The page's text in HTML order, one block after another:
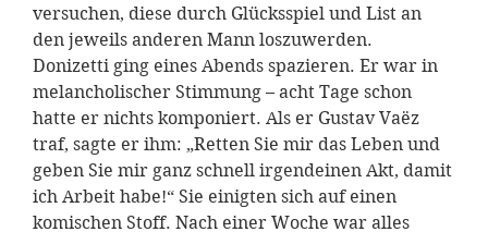
versuchen, diese durch Glücksspiel und List an
den jeweils anderen Mann loszuwerden.
Donizetti ging eines Abends spazieren. Er war in
melancholischer Stimmung – acht Tage schon
hatte er nichts komponiert. Als er Gustav Vaëz
traf, sagte er ihm: „Retten Sie mir das Leben und
geben Sie mir ganz schnell irgendeinen Akt, damit
ich Arbeit habe!“ Sie einigten sich auf einen
komischen Stoff. Nach einer Woche war alles